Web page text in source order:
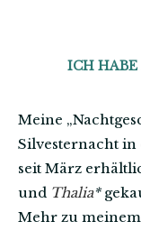
ICH HABE
Meine
Silvesternacht in
seit März
und Thalia*
Mehr zu